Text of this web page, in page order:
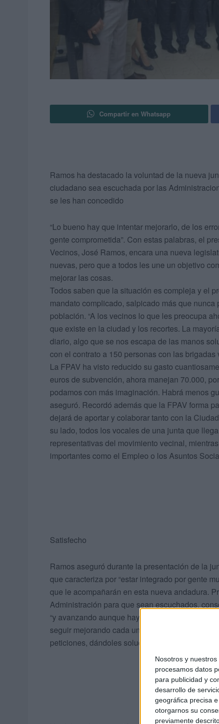
Nosotros y nuestros
procesamos datos
para publicidad y
desarrollo de
geográfica precisa
otorgarnos su
previamente
Compartir en Whatsapp
Ramos ha destacado la voluntad de la nueva
ciudadano sea escuchada por las
se les han concedido
“Lo bueno hay que intentar mejorarlo, de los
gente comprometida”. Con estas palabras, el
Vecinos, José Ramos, encara una nueva
nuevas, pero que a todos les une un objetivo
mejorar las cosas.
Todos saben que la situación es compleja y el
mandato complicado, salpicado más que
población. “A los vecinos lo que les preocupa
que existe en la ciudad y los recortes. La
diario, algo que se nos escapa de las manos
con el contrato a 150 personas con las brigadas
La FPAV ha visto reducido su gasto
euros de subvención, ahora manejan 70.000,
podamos con más imaginación. Habrá menos
aseguró. Recordó además que la FPAV forma
dejará de aportar y colaborar tanto con la
su lado, todos los vocales de una junta que
representativas del movimiento vecinal,
importantes como el Empleo o los Asuntos
Satisfecho
Ramos aseguró durante la presentación de la
que caracteriza por “estar integrado por gente
que le acompañarán en esta nueva andadura.
Administración para que sean escuchados,
“y avanzando aunque haya menos dinero”.
seguir mejorando cada una de las zonas y
peticiones, dándoles solución. “Hay ganas,